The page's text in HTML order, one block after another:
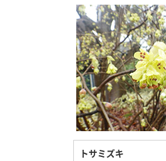
トサミズキ